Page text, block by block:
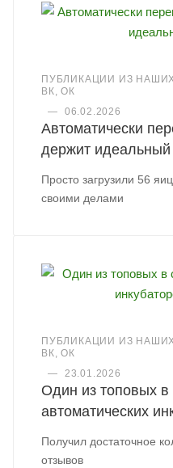
ПУБЛИКАЦИИ ИЗ
ВК, ОК
—
06.02.2026
Автоматически
держит идеальный
Просто загрузили 56
своими делами
ПУБЛИКАЦИИ ИЗ
ВК, ОК
—
23.01.2026
Один из топовых в
автоматических
Получил достаточное
отзывов